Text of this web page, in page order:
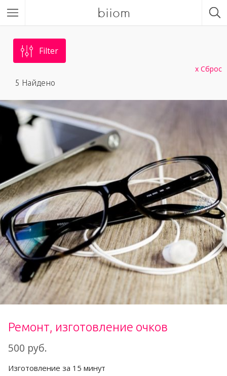
biiom
Filter
5 Найдено
Сброс
Ремонт, изготовление очков
500 руб.
Изготовление за 15 минут